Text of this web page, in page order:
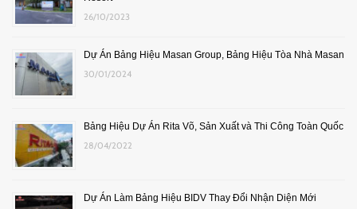
26/10/2023
Dự Án Bảng Hiệu Masan Group, Bảng Hiệu Tòa Nhà Masan
30/01/2024
Bảng Hiệu Dự Án Rita Võ, Sản Xuất và Thi Công Toàn Quốc
28/04/2022
Dự Án Làm Bảng Hiệu BIDV Thay Đổi Nhận Diện Mới